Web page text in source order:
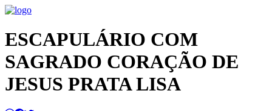
ESCAPULÁRIO COM
SAGRADO CORAÇÃO DE
JESUS PRATA LISA